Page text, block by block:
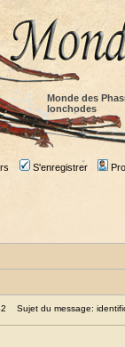
Monde des
lonchodes
S'enregistrer
Sujet du message: